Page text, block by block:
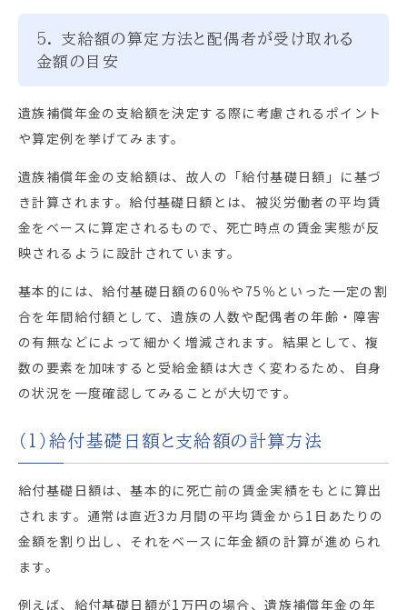
5. 支給額の算定方法と配偶者が受け取れる
金額の目安
遺族補償年金の支給額を決定する際に考慮されるポイント
や算定例を挙げてみます。
遺族補償年金の支給額は、故人の「給付基礎日額」に基づ
き計算されます。給付基礎日額とは、被災労働者の平均賃
金をベースに算定されるもので、死亡時点の賃金実態が反
映されるように設計されています。
基本的には、給付基礎日額の60％や75％といった一定の割
合を年間給付額として、遺族の人数や配偶者の年齢・障害
の有無などによって細かく増減されます。結果として、複
数の要素を加味すると受給金額は大きく変わるため、自身
の状況を一度確認してみることが大切です。
（1）給付基礎日額と支給額の計算方法
給付基礎日額は、基本的に死亡前の賃金実績をもとに算出
されます。通常は直近3カ月間の平均賃金から1日あたりの
金額を割り出し、それをベースに年金額の計算が進められ
ます。
例えば、給付基礎日額が1万円の場合、遺族補償年金の年